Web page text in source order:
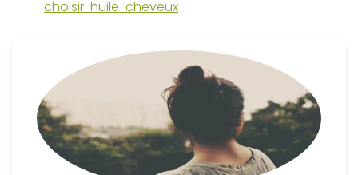
choisir-huile-cheveux